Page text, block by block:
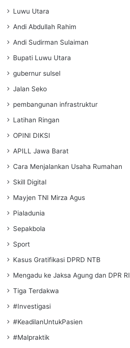
Luwu Utara
Andi Abdullah Rahim
Andi Sudirman Sulaiman
Bupati Luwu Utara
gubernur sulsel
Jalan Seko
pembangunan infrastruktur
Latihan Ringan
OPINI DIKSI
APILL Jawa Barat
Cara Menjalankan Usaha Rumahan
Skill Digital
Mayjen TNI Mirza Agus
Pialadunia
Sepakbola
Sport
Kasus Gratifikasi DPRD NTB
Mengadu ke Jaksa Agung dan DPR RI
Tiga Terdakwa
#Investigasi
#KeadilanUntukPasien
#Malpraktik